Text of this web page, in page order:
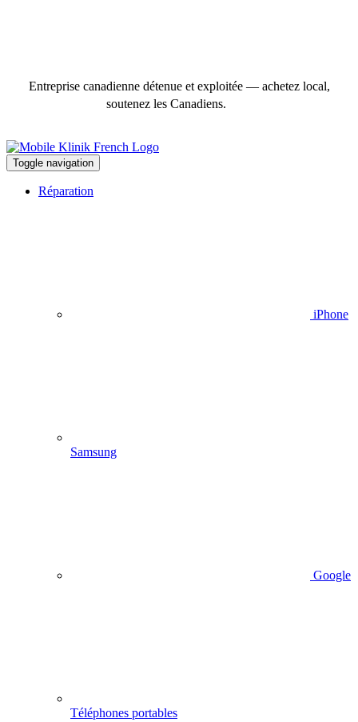
Entreprise canadienne détenue et exploitée — achetez local,
soutenez les Canadiens.
Toggle navigation
Réparation
iPhone
Samsung
Google
Téléphones portables